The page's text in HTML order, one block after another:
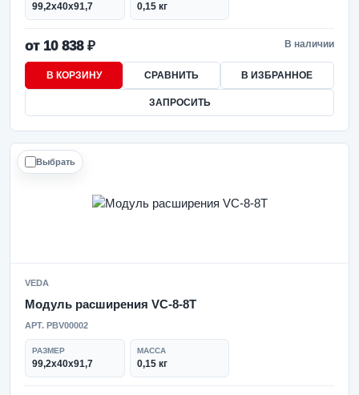
99,2x40x91,7 0,15 кг
от 10 838 ₽ В наличии
В КОРЗИНУ СРАВНИТЬ В ИЗБРАННОЕ
ЗАПРОСИТЬ
Выбрать
VEDA
Модуль расширения VC-8-8T
АРТ. PBV00002
РАЗМЕР
99,2x40x91,7
МАССА
0,15 кг